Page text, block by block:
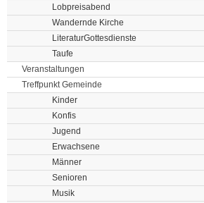
Lobpreisabend
Wandernde Kirche
LiteraturGottesdienste
Taufe
Veranstaltungen
Treffpunkt Gemeinde
Kinder
Konfis
Jugend
Erwachsene
Männer
Senioren
Musik